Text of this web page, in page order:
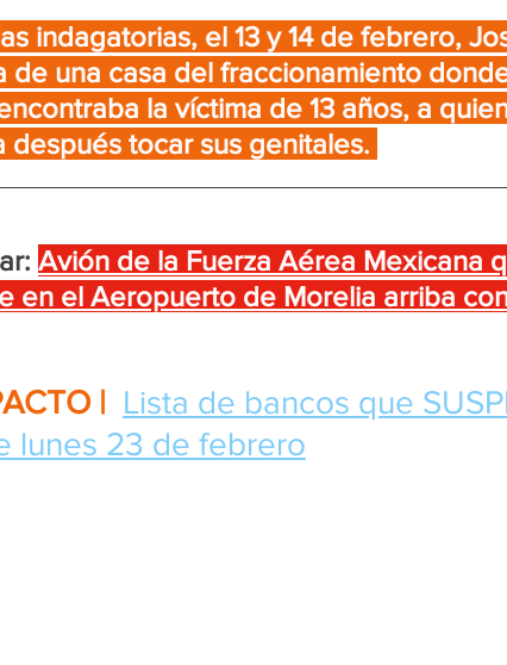
indagatorias, el 13 y 14 de febrero,
de una casa del fraccionamiento
la víctima de 13 años, a
después tocar sus genitales.
Avión de la Fuerza Aérea Mexicana
en el Aeropuerto de Morelia arriba
| Lista de bancos que
lunes 23 de febrero